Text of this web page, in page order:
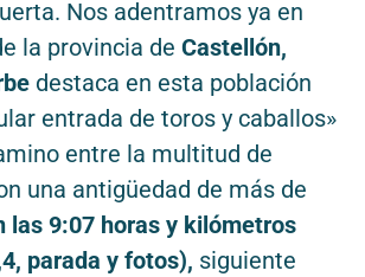
Nos adentramos ya en
la provincia de Castellón,
destaca en esta población
entrada de toros y caballos»
entre la multitud de
una antigüedad de más de
las 9:07 horas y kilómetros
parada y fotos), siguiente